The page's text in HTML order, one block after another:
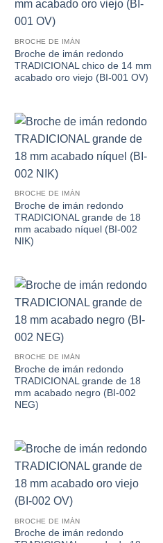
BROCHE DE IMÁN
Broche de imán redondo
TRADICIONAL chico de 14 mm
acabado oro viejo (BI-001 OV)
BROCHE DE IMÁN
Broche de imán redondo
TRADICIONAL grande de 18
mm acabado níquel (BI-002
NIK)
BROCHE DE IMÁN
Broche de imán redondo
TRADICIONAL grande de 18
mm acabado negro (BI-002
NEG)
BROCHE DE IMÁN
Broche de imán redondo